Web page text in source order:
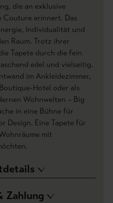
die an exklusive
Couture erinnert. Das
Individualität und
Raum. Trotz ihrer
Tapete durch die fein
edel und vielseitig.
im Ankleidezimmer,
Hotel oder als
Wohnwelten – Big
in eine Bühne für
Design. Eine Tapete für
mit
Zahlung